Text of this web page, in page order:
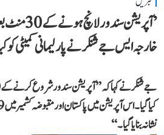
’آپریشن
خارجہ ایس جے شنکر نے پارلیمانی کمیٹی کو
نشانہ بنایا گیا۔‘‘